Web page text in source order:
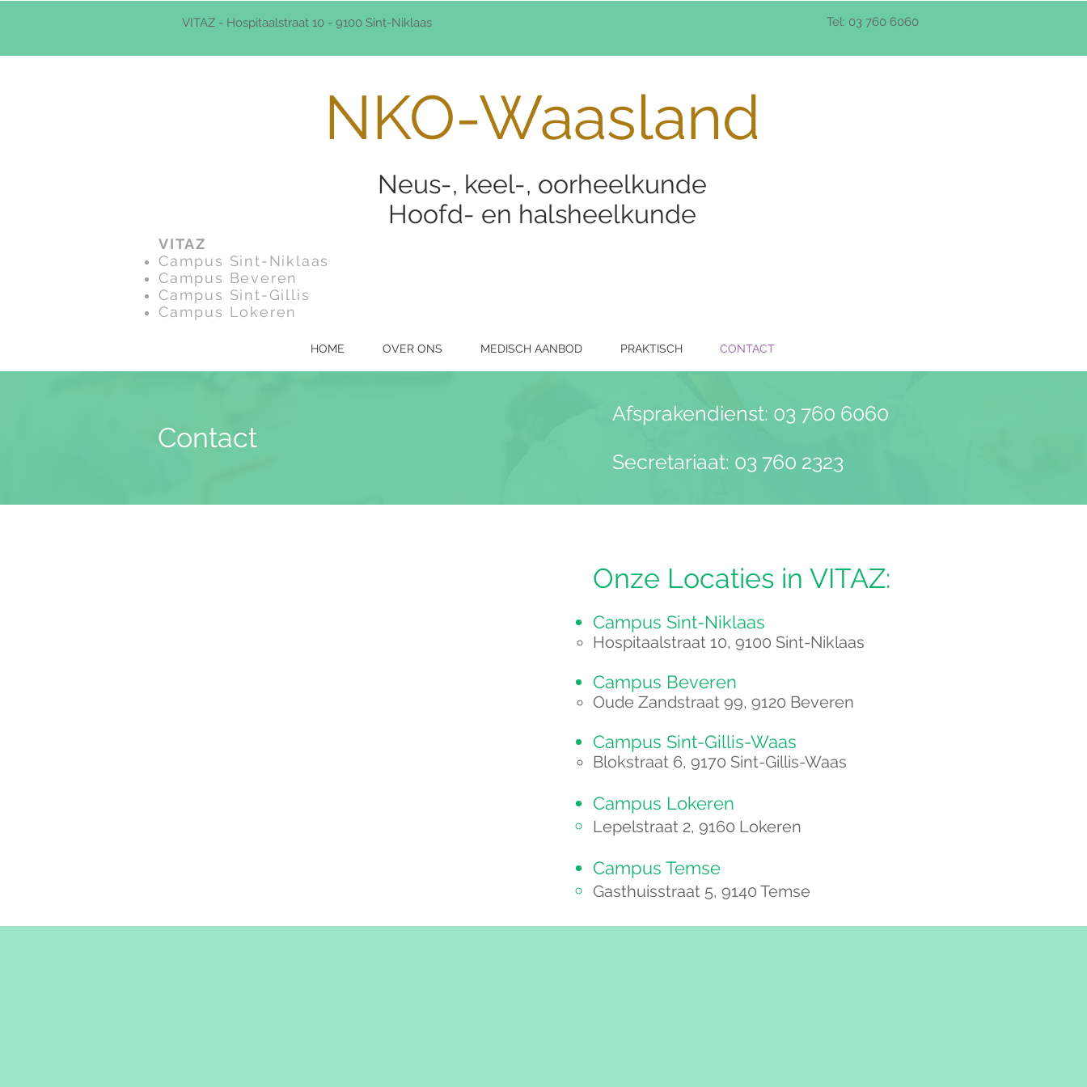
VITAZ - Hospitaalstraat 10 - 9100 Sint-Niklaas Tel: 03 760 6060
NKO-Waasland
Neus-, keel-, oorheelkunde
Hoofd- en halsheelkunde
VITAZ
Campus Sint-Niklaas
Campus Beveren
Campus Sint-Gillis
Campus Lokeren
HOME OVER ONS MEDISCH AANBOD PRAKTISCH CONTACT
Contact
Afsprakendienst: 03 760 6060
Secretariaat: 03 760 2323
Onze Locaties in VITAZ:
Campus Sint-Niklaas
​Hospitaalstraat 10, 9100 Sint-Niklaas
Campus Beveren​
Oude Zandstraat 99, 9120 Beveren​
Campus Sint-Gillis-Waas​
Blokstraat 6, 9170 Sint-Gillis-Waas​​
Campus Lokeren​
Lepelstraat 2, 9160 Lokeren​
Campus Temse​
Gasthuisstraat 5, 9140 Temse​